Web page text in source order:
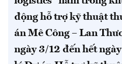
động hỗ trợ kỹ thuật
án Mê Công – Lan
ngày 3/12 đến hết